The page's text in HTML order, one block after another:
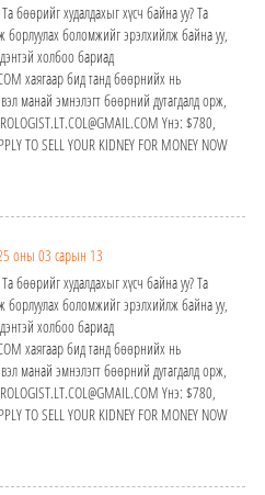
бөөрийг худалдахыг хүсч байна уу? Та
борлуулах боломжийг эрэлхийлж байна уу,
холбоо бариад
хаягаар бид танд бөөрнийх нь
манай эмнэлэгт бөөрний дутагдалд орж,
Yнэ: $780,
TO SELL YOUR KIDNEY FOR MONEY NOW
оны 03 сарын 13
бөөрийг худалдахыг хүсч байна уу? Та
борлуулах боломжийг эрэлхийлж байна уу,
холбоо бариад
хаягаар бид танд бөөрнийх нь
манай эмнэлэгт бөөрний дутагдалд орж,
Yнэ: $780,
TO SELL YOUR KIDNEY FOR MONEY NOW